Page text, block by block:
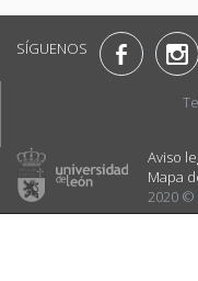
SÍGUENOS
Aviso
Mapa
2020 ©